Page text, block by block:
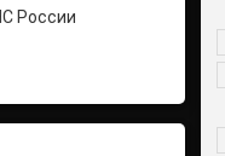
России